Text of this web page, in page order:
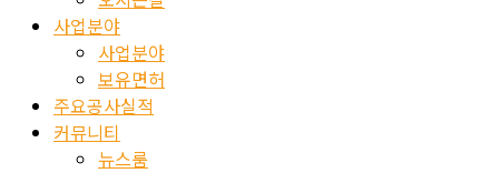
사업분야
사업분야
보유면허
주요공사실적
커뮤니티
뉴스룸